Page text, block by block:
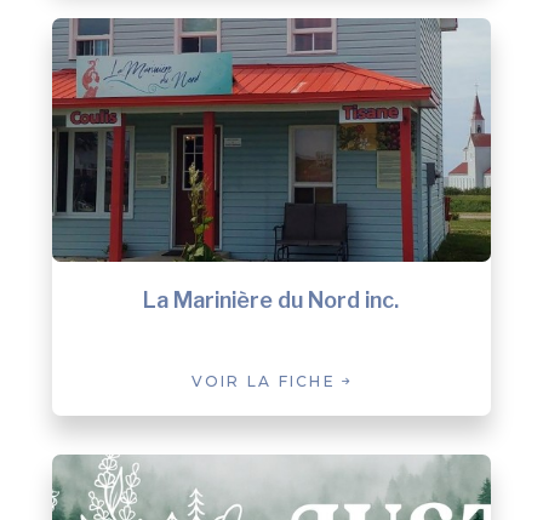
La Marinière du Nord inc.
VOIR LA FICHE